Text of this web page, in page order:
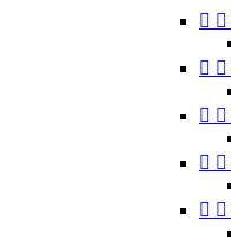
 
 
 
 
 